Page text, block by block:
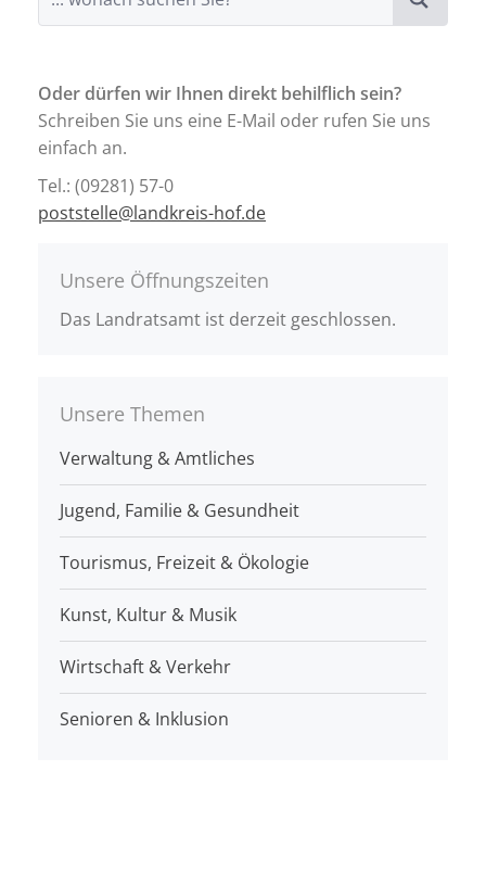
Oder dürfen wir Ihnen direkt behilflich sein?
Schreiben Sie uns eine E-Mail oder rufen Sie uns
einfach an.
Tel.: (09281) 57-0
poststelle@landkreis-hof.de
Unsere Öffnungszeiten
Das Landratsamt ist derzeit geschlossen.
Unsere Themen
Verwaltung & Amtliches
Jugend, Familie & Gesundheit
Tourismus, Freizeit & Ökologie
Kunst, Kultur & Musik
Wirtschaft & Verkehr
Senioren & Inklusion